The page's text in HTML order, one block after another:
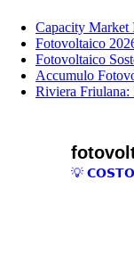
Capacity Market
Fotovoltaico
Fotovoltaico
Accumulo
Riviera
💡